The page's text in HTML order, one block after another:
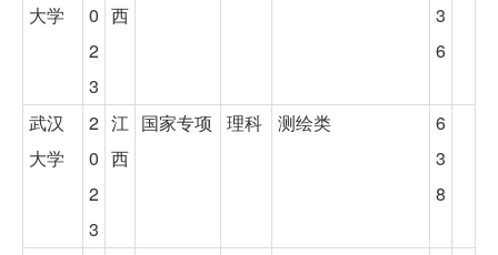
大学
0
2
3
西
3
6
武汉
大学
2
0
2
3
江
西
国家专项 理科 测绘类
6
3
8